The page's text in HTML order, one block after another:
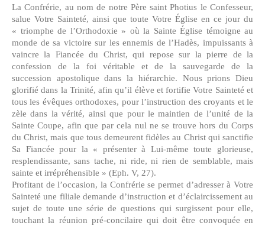
La Confrérie, au nom de notre Père saint Photius le Confesseur,
salue Votre Sainteté, ainsi que toute Votre Église en ce jour du
« triomphe de l’Orthodoxie » où la Sainte Église témoigne au
monde de sa victoire sur les ennemis de l’Hadès, impuissants à
vaincre la Fiancée du Christ, qui repose sur la pierre de la
confession de la foi véritable et de la sauvegarde de la
succession apostolique dans la hiérarchie. Nous prions Dieu
glorifié dans la Trinité, afin qu’il élève et fortifie Votre Sainteté et
tous les évêques orthodoxes, pour l’instruction des croyants et le
zèle dans la vérité, ainsi que pour le maintien de l’unité de la
Sainte Coupe, afin que par cela nul ne se trouve hors du Corps
du Christ, mais que tous demeurent fidèles au Christ qui sanctifie
Sa Fiancée pour la « présenter à Lui-même toute glorieuse,
resplendissante, sans tache, ni ride, ni rien de semblable, mais
sainte et irrépréhensible » (Eph. V, 27).
Profitant de l’occasion, la Confrérie se permet d’adresser à Votre
Sainteté une filiale demande d’instruction et d’éclaircissement au
sujet de toute une série de questions qui surgissent pour elle,
touchant la réunion pré-concilaire qui doit être convoquée en